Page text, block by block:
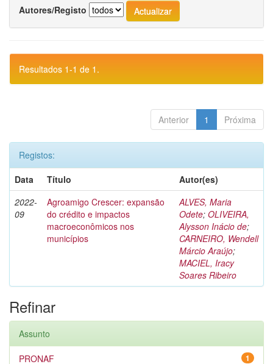
Autores/Registo
Resultados 1-1 de 1.
Anterior 1 Próxima
Registos:
Data
Título
Autor(es)
2022-
09
Agroamigo Crescer: expansão
do crédito e impactos
macroeconômicos nos
municípios
ALVES, Maria
Odete; OLIVEIRA,
Alysson Inácio de;
CARNEIRO, Wendell
Márcio Araújo;
MACIEL, Iracy
Soares Ribeiro
Refinar
Assunto
1
PRONAF